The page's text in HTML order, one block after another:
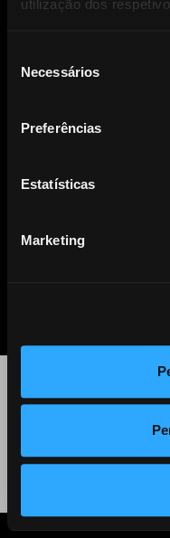
utilização dos
Necessários
Preferências
Estatísticas
Marketing
PARTILHAR
©